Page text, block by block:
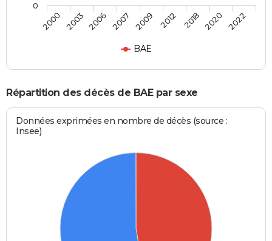
BAE
2000 2003 2006 2007 2009 2012 2018 2020 2022
0
Répartition des décès de BAE par sexe
Données exprimées en nombre de décès (source :
Insee)